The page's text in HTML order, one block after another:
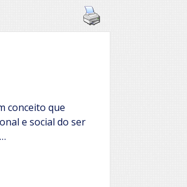
conceito que
e social do ser